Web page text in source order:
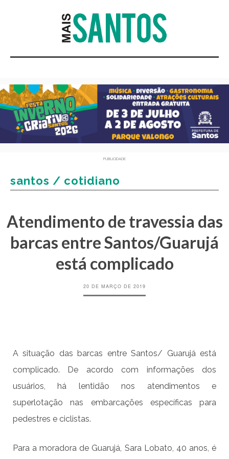
PUBLICIDADE
santos / cotidiano
Atendimento de travessia das
barcas entre Santos/Guarujá
está complicado
20 DE MARÇO DE 2019
A situação das barcas entre Santos/ Guarujá está
complicado. De acordo com informações dos
usuários, há lentidão nos atendimentos e
superlotação nas embarcações específicas para
pedestres e ciclistas.
Para a moradora de Guarujá, Sara Lobato, 40 anos, é